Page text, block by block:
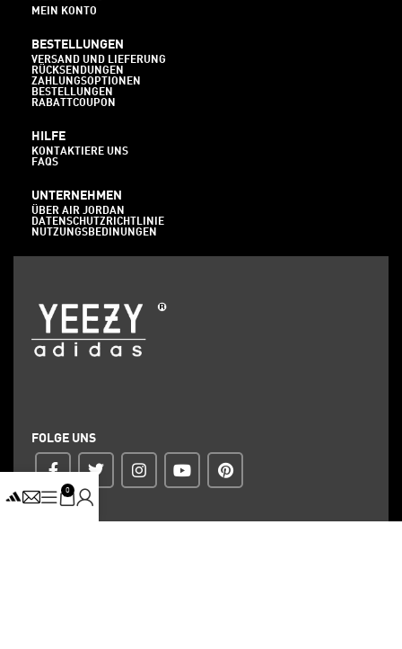
MEIN KONTO
BESTELLUNGEN
VERSAND UND LIEFERUNG
RÜCKSENDUNGEN
ZAHLUNGSOPTIONEN
BESTELLUNGEN
RABATTCOUPON
HILFE
KONTAKTIERE UNS
FAQS
UNTERNEHMEN
ÜBER AIR JORDAN
DATENSCHUTZRICHTLINIE
NUTZUNGSBEDINUNGEN
FOLGE UNS
0